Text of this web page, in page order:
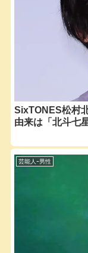
SixTONES松村
由来は「北斗七
芸能人ｰ男性